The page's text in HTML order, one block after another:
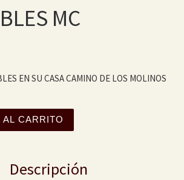
MC
EN SU CASA CAMINO DE LOS MOLINOS
INDOMABLES MC cantidad
AL CARRITO
Descripción